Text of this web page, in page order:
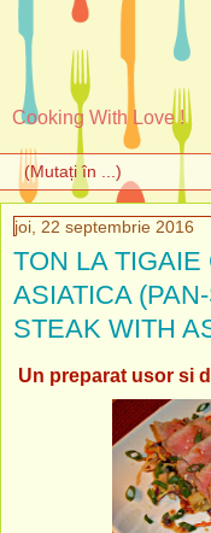
Cooking With Love !
joi, 22 septembrie 2016
TON LA TIGAIE
ASIATICA
STEAK WITH
Un preparat usor si